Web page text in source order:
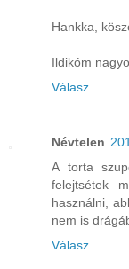
Hankka,
Ildikóm
Válasz
Névtelen
A torta
felejtsétek
használni,
nem is
Válasz